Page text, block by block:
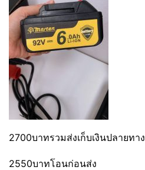
2700บาทรวมส่งเก็บเงินปลายทาง
2550บาทโอนก่อนส่ง